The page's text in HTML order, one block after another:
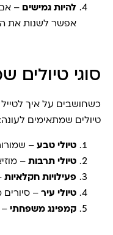
להיות גמישים – אם
אפשר לשנות את
סוגי טיולים
כשחושבים על איך
טיולים שמתאימים לעונה:
טיולי טבע –
טיולי תרבות –
פעילויות חקלאיות
טיולי עיר –
קמפינג משפחתי –